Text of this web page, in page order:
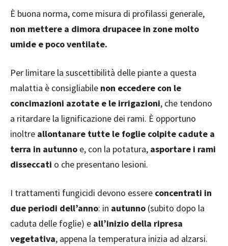
È buona norma, come misura di profilassi generale,
non mettere a dimora drupacee in zone molto
umide e poco ventilate.
Per limitare la suscettibilità delle piante a questa
malattia è consigliabile non eccedere con le
concimazioni azotate e le irrigazioni, che tendono
a ritardare la lignificazione dei rami. È opportuno
inoltre allontanare tutte le foglie colpite cadute a
terra in autunno e, con la potatura, asportare i rami
disseccati o che presentano lesioni.
I trattamenti fungicidi devono essere concentrati in
due periodi dell’anno: in autunno (subito dopo la
caduta delle foglie) e all’inizio della ripresa
vegetativa, appena la temperatura inizia ad alzarsi.